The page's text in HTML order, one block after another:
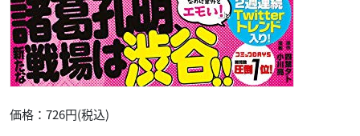
価格：726円(税込)